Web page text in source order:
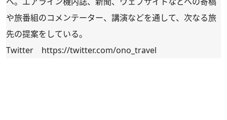
や旅番組のコメンテーター、講演などを通して、次なる旅
先の提案をしている。
Twitter https://twitter.com/ono_travel